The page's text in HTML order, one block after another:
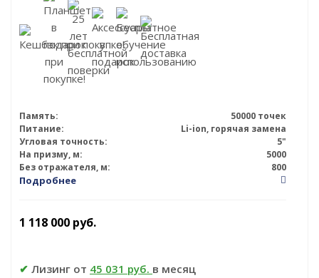
Память:
50000 точек
Питание:
Li-ion, горячая замена
Угловая точность:
5"
На призму, м:
5000
Без отражателя, м:
800
Подробнее
1 118 000 руб.
✔ Лизинг от 45 031 руб. в месяц